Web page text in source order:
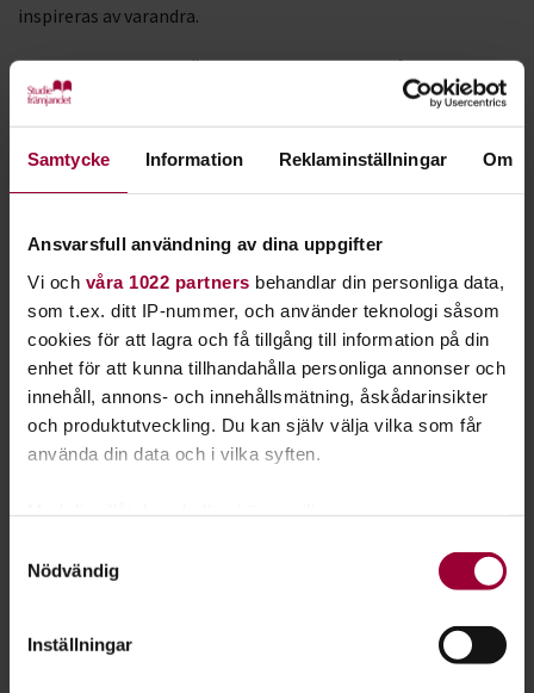
Samtycke Information Reklaminställningar Om
Ansvarsfull användning av dina uppgifter
Vi och våra 1022 partners behandlar din personliga data,
som t.ex. ditt IP-nummer, och använder teknologi såsom
cookies för att lagra och få tillgång till information på din
enhet för att kunna tillhandahålla personliga annonser och
innehåll, annons- och innehållsmätning, åskådarinsikter
och produktutveckling. Du kan själv välja vilka som får
använda din data och i vilka syften.
som kan ha en noggrannhet på upp till flera meter
Nödvändig
Inställningar
inspireras av varandra.
Studiematerialet för Älskade barn är baserat påFN:s
barnkonvention
. Frågeställningarna i studiecirklarna finns
översatta till somaliska och arabiska.
asylsökande. Frågeställningarna i dessa studiecirklar är
översatta till dari, tigrinja, arabiska och engelska.
Vi har också tre fördjupningscirklar som handlar om att
vänta och föda barn i Sverige. Där pratar vi också om barn
med särskilda behov samt hur vi i Sverige ser på flickor och
Följ med till Älskade barn i Enköping